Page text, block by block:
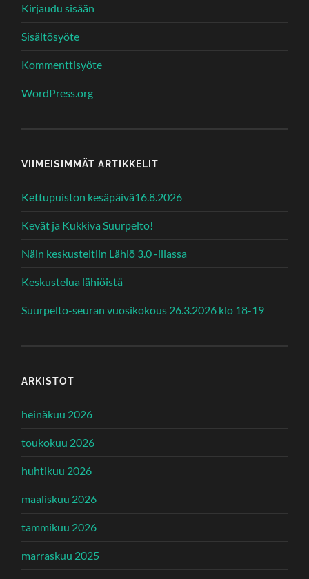
Kirjaudu sisään
Sisältösyöte
Kommenttisyöte
WordPress.org
VIIMEISIMMÄT ARTIKKELIT
Kettupuiston kesäpäivä16.8.2026
Kevät ja Kukkiva Suurpelto!
Näin keskusteltiin Lähiö 3.0 -illassa
Keskustelua lähiöistä
Suurpelto-seuran vuosikokous 26.3.2026 klo 18-19
ARKISTOT
heinäkuu 2026
toukokuu 2026
huhtikuu 2026
maaliskuu 2026
tammikuu 2026
marraskuu 2025